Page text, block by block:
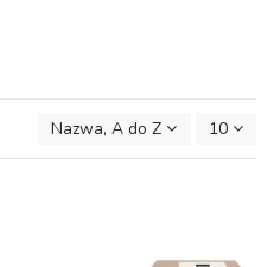
Nazwa, A do Z 10